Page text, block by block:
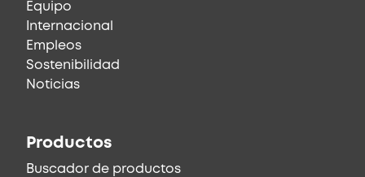
Equipo
Internacional
Empleos
Sostenibilidad
Noticias
Productos
Buscador de productos